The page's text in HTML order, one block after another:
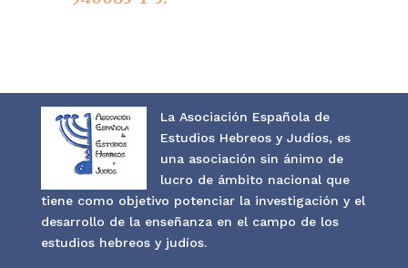
La Asociación Española de
Estudios Hebreos y Judíos, es
una asociación sin ánimo de
lucro de ámbito nacional que
tiene como objetivo potenciar la investigación y el
desarrollo de la enseñanza en el campo de los
estudios hebreos y judíos.